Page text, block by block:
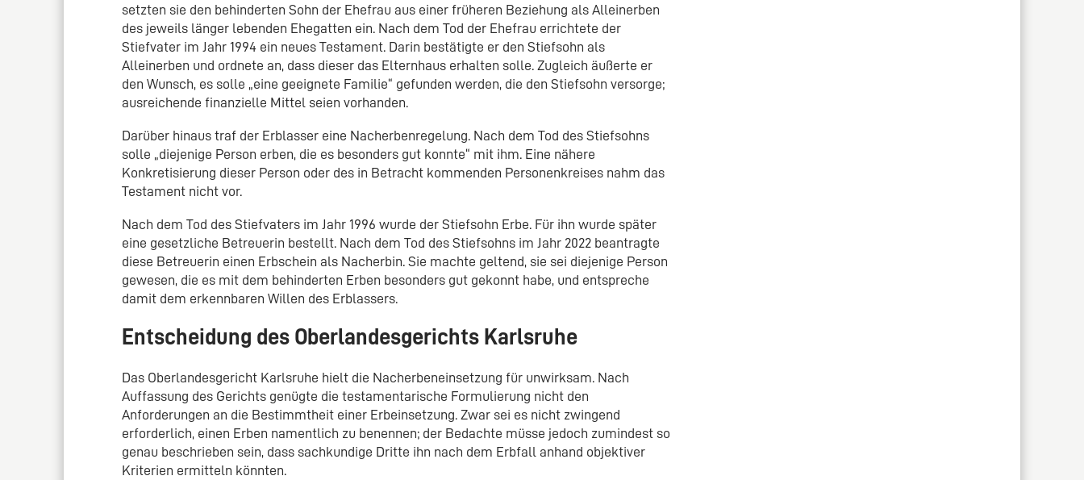
setzten sie den behinderten Sohn der Ehefrau aus einer früheren Beziehung als Alleinerben
des jeweils länger lebenden Ehegatten ein. Nach dem Tod der Ehefrau errichtete der
Stiefvater im Jahr 1994 ein neues Testament. Darin bestätigte er den Stiefsohn als
Alleinerben und ordnete an, dass dieser das Elternhaus erhalten solle. Zugleich äußerte er
den Wunsch, es solle „eine geeignete Familie“ gefunden werden, die den Stiefsohn versorge;
ausreichende finanzielle Mittel seien vorhanden.
Darüber hinaus traf der Erblasser eine Nacherbenregelung. Nach dem Tod des Stiefsohns
solle „diejenige Person erben, die es besonders gut konnte“ mit ihm. Eine nähere
Konkretisierung dieser Person oder des in Betracht kommenden Personenkreises nahm das
Testament nicht vor.
Nach dem Tod des Stiefvaters im Jahr 1996 wurde der Stiefsohn Erbe. Für ihn wurde später
eine gesetzliche Betreuerin bestellt. Nach dem Tod des Stiefsohns im Jahr 2022 beantragte
diese Betreuerin einen Erbschein als Nacherbin. Sie machte geltend, sie sei diejenige Person
gewesen, die es mit dem behinderten Erben besonders gut gekonnt habe, und entspreche
damit dem erkennbaren Willen des Erblassers.
Entscheidung des Oberlandesgerichts Karlsruhe
Das Oberlandesgericht Karlsruhe hielt die Nacherbeneinsetzung für unwirksam. Nach
Auffassung des Gerichts genügte die testamentarische Formulierung nicht den
Anforderungen an die Bestimmtheit einer Erbeinsetzung. Zwar sei es nicht zwingend
erforderlich, einen Erben namentlich zu benennen; der Bedachte müsse jedoch zumindest so
genau beschrieben sein, dass sachkundige Dritte ihn nach dem Erbfall anhand objektiver
Kriterien ermitteln könnten.